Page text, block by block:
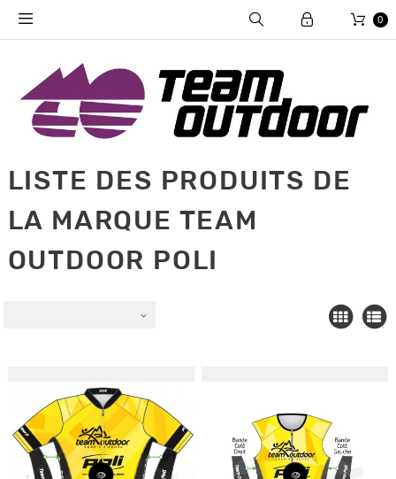
0
LISTE DES PRODUITS DE
LA MARQUE TEAM
OUTDOOR POLI